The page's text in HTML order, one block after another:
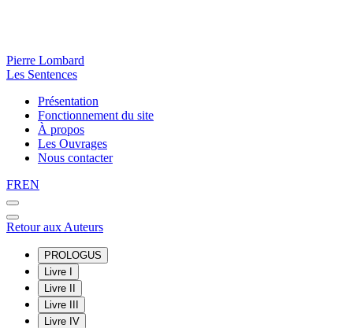
Pierre Lombard
Les Sentences
Présentation
Fonctionnement du site
À propos
Les Ouvrages
Nous contacter
FREN
Retour aux Auteurs
PROLOGUS
Livre I
Livre II
Livre III
Livre IV